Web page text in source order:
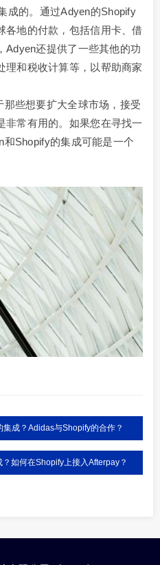
成的。通过Adyen的Shopify
各地的付款，包括信用卡、借
Adyen还提供了一些其他的功
理和税收计算等，以帮助商家
些想要扩大全球市场，接受
非常有用的。如果您在寻找一
Shopify的集成可能是一个
成？Adidas与Shopify的合作？
如何在Shopify上接入Afterpay？